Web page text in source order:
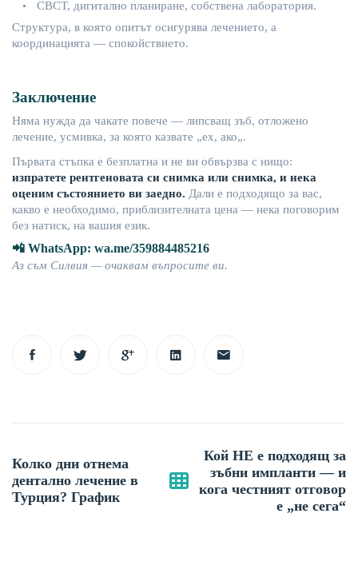
• CBCT, дигитално планиране, собствена лаборатория.
Структура, в която опитът осигурява лечението, а
координацията — спокойствието.
Заключение
Няма нужда да чакате повече — липсващ зъб, отложено
лечение, усмивка, за която казвате „ех, ако„.
Първата стъпка е безплатна и не ви обвързва с нищо:
изпратете рентгеновата си снимка или снимка, и нека
оценим състоянието ви заедно. Дали е подходящо за вас,
какво е необходимо, приблизителната цена — нека поговорим
без натиск, на вашия език.
📲 WhatsApp: wa.me/359884485216
Аз съм Силвия —очаквам въпросите ви.
navigation
Колко дни отнема
дентално лечение в
Турция? График
Кой НЕ е подходящ за
зъбни импланти — и
кога честният отговор
е „не сега“